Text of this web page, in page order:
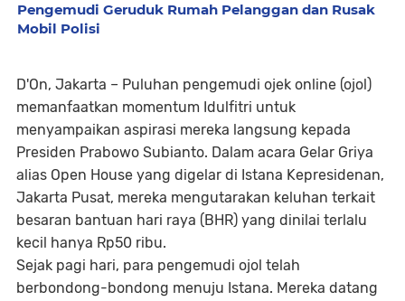
Pengemudi Geruduk Rumah Pelanggan dan Rusak
Mobil Polisi
D'On, Jakarta – Puluhan pengemudi ojek online (ojol)
memanfaatkan momentum Idulfitri untuk
menyampaikan aspirasi mereka langsung kepada
Presiden Prabowo Subianto. Dalam acara Gelar Griya
alias Open House yang digelar di Istana Kepresidenan,
Jakarta Pusat, mereka mengutarakan keluhan terkait
besaran bantuan hari raya (BHR) yang dinilai terlalu
kecil hanya Rp50 ribu.
Sejak pagi hari, para pengemudi ojol telah
berbondong-bondong menuju Istana. Mereka datang